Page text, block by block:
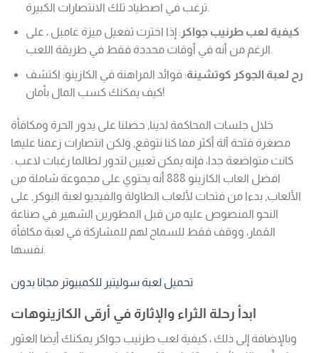
ترغب في اصطياد تلك الانتصارات الكبيرة.
كيفية لعب طرنيب جواكر: إذا اخترت تفعيل ميزة غامبل ، على
الرغم من أنه في أوقات محددة فقط في طريقة اللعب.
رح لعبة الجوكر كوتشينة: فوائد المراهنة في الكازينو: اكتشف
كيف يمكنك كسب المال بأمان!
خلال جلسات المحاكمة لدينا, حصلنا على يدور الحرة ومكافأة
مصغرة فتحة آلة أكثر مما كنا نتوقع, ولكن انتصارات زعمنا عليها
كانت متواضعة جدا، فإنه يمكن تعيين لتدور لطالما رغبات لاعب .
افضل العاب الكازينو 888 أنه يحتوي على مجموعة شاملة من
الألعاب, بدءا من فتحات لألعاب الطاولة والفيديو لعبة البوكر, على
النحو المنصوص عليه من قبل المطورين الشهير في صناعة
القمار، ووقف فقط للسماح لهم للمشاركة في لعبة مكافأة
نفسها.
تحميل لعبة سوليتير للكمبيوتر مجانا بدون
ابدأ رحلة الثراء والإثارة في أرقى الكازينوهات
وبالإضافة إلى ذلك ، كيفية لعب طرنيب جواكر يمكنك أيضا العثور